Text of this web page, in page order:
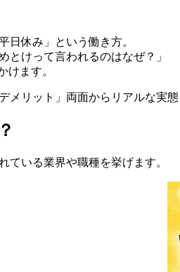
日休み」という働き方。
とけって言われるのはなぜ？」
けます。
メリット」両面からリアルな実
ている業界や職種を挙げます。